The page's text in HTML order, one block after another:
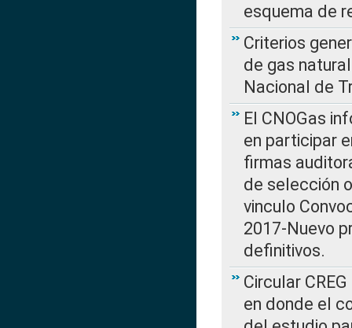
esquema de
Criterios
de gas
Nacional de
El CNOGas
en participar
firmas
de selección
vinculo
2017-Nuevo
definitivos.
Circular
en donde el